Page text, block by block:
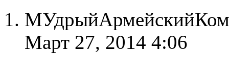
Март 27, 2014 4:06